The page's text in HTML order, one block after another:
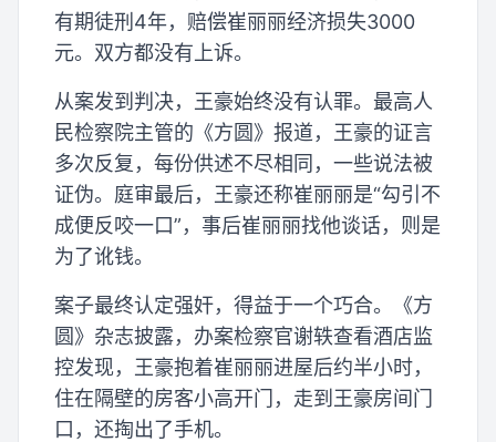
有期徒刑4年，赔偿崔丽丽经济损失3000
元。双方都没有上诉。
从案发到判决，王豪始终没有认罪。最高人
民检察院主管的《方圆》报道，王豪的证言
多次反复，每份供述不尽相同，一些说法被
证伪。庭审最后，王豪还称崔丽丽是“勾引不
成便反咬一口”，事后崔丽丽找他谈话，则是
为了讹钱。
案子最终认定强奸，得益于一个巧合。《方
圆》杂志披露，办案检察官谢轶查看酒店监
控发现，王豪抱着崔丽丽进屋后约半小时，
住在隔壁的房客小高开门，走到王豪房间门
口，还掏出了手机。